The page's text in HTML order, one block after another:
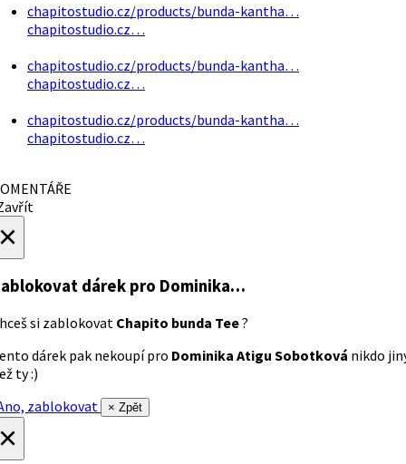
chapitostudio.cz/products/bunda-kantha…
chapitostudio.cz…
chapitostudio.cz/products/bunda-kantha…
chapitostudio.cz…
chapitostudio.cz/products/bunda-kantha…
chapitostudio.cz…
dárek pro Dominika…
si zablokovat Chapito bunda Tee?
dárek pak nekoupí pro Dominika Atigu Sobotková nikdo
ty :)
zablokovat
× Zpět